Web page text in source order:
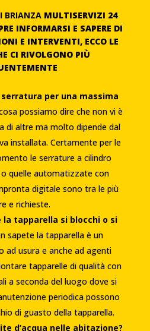
BRIANZA MULTISERVIZI 24
INFORMARSI E SAPERE DI
E INTERVENTI, ECCO LE
CI RIVOLGONO PIÙ
serratura per una massima
possiamo dire che non vi è
di altre ma molto dipende dal
installata. Certamente per le
le serrature a cilindro
quelle automatizzate con
digitale sono tra le più
e richieste.
la tapparella si blocchi o si
sapete la tapparella è un
usura e anche ad agenti
tapparelle di qualità con
a seconda del luogo dove si
periodica possono
di guasto della tapparella.
d’acqua nelle abitazione?